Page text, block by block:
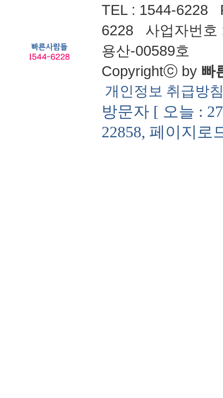
TEL : 1544-6228
6228 사업자번호
용산-00589호
Copyrightⓒ by 빠
개인정보 취급방
방문자 [ 오늘 :
22858, 페이지로